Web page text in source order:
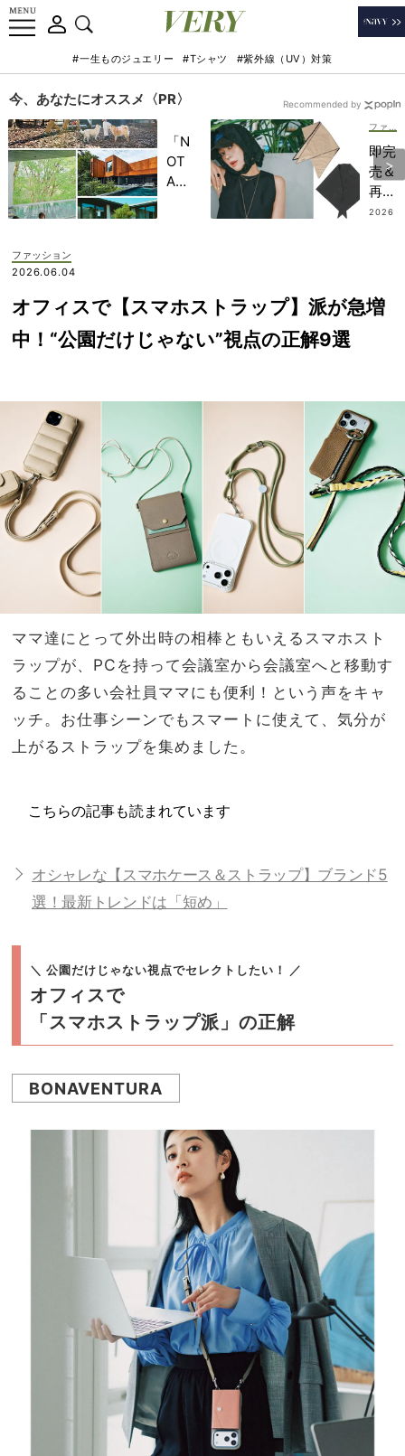
#一生ものジュエリー #Tシャツ #紫外線（UV）対策
今、あなたにオススメ〈PR〉
「N
OT
A
記憶
に一
生残
上の
旅】
を
即完
売＆
再入
荷ア
NG
Vス
カー
フ】
4選
2026
Recommended by
ファッション
2026.06.04
オフィスで【スマホストラップ】派が急増
中！“公園だけじゃない”視点の正解9選
ママ達にとって外出時の相棒ともいえるスマホスト
ラップが、PCを持って会議室から会議室へと移動す
ることの多い会社員ママにも便利！という声をキャ
ッチ。お仕事シーンでもスマートに使えて、気分が
上がるストラップを集めました。
こちらの記事も読まれています
オシャレな【スマホケース＆ストラップ】ブランド5
選！最新トレンドは「短め」
＼ 公園だけじゃない視点でセレクトしたい！ ／
オフィスで
「スマホストラップ派」の正解
BONAVENTURA